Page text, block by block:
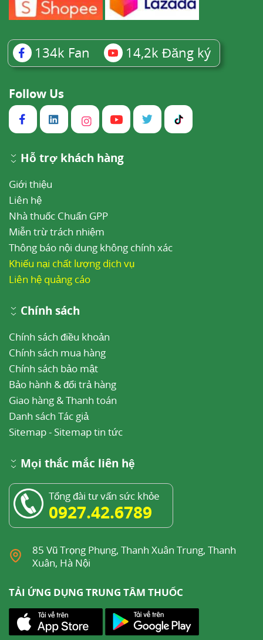
134k Fan 14,2k Đăng ký
Follow Us
Hỗ trợ khách hàng
Giới thiệu
Liên hệ
Nhà thuốc Chuẩn GPP
Miễn trừ trách nhiệm
Thông báo nội dung không chính xác
Khiếu nại chất lượng dịch vụ
Liên hệ quảng cáo
Chính sách
Chính sách điều khoản
Chính sách mua hàng
Chính sách bảo mật
Bảo hành & đổi trả hàng
Giao hàng & Thanh toán
Danh sách Tác giả
Sitemap- Sitemap tin tức
Mọi thắc mắc liên hệ
Tổng đài tư vấn sức khỏe
0927.42.6789
85 Vũ Trọng Phụng, Thanh Xuân Trung, Thanh
Xuân, Hà Nội
TẢI ỨNG DỤNG TRUNG TÂM THUỐC